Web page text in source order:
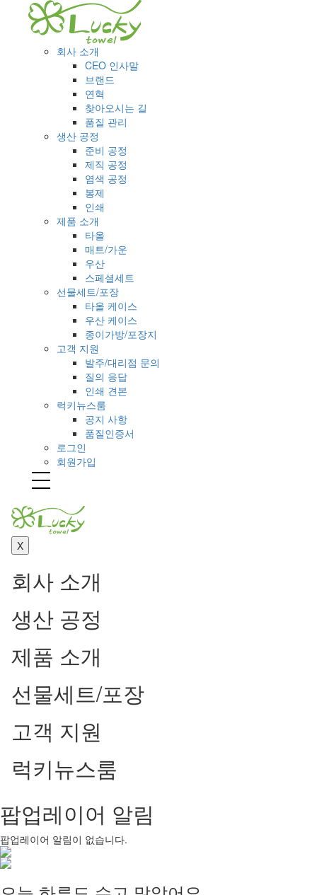
회사 소개
CEO 인사말
브랜드
연혁
찾아오시는 길
품질 관리
생산 공정
준비 공정
제직 공정
염색 공정
봉제
인쇄
제품 소개
타올
매트/가운
우산
스페셜세트
선물세트/포장
타올 케이스
우산 케이스
종이가방/포장지
고객 지원
발주/대리점 문의
질의 응답
인쇄 견본
럭키뉴스룸
공지 사항
품질인증서
로그인
회원가입
X
회사 소개
생산 공정
제품 소개
선물세트/포장
고객 지원
럭키뉴스룸
팝업레이어 알림
팝업레이어 알림이 없습니다.